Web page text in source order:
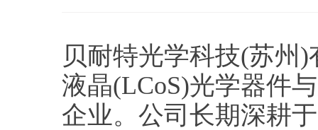
贝耐特光学科技(苏州
液晶(LCoS)光学器件
企业。公司长期深耕